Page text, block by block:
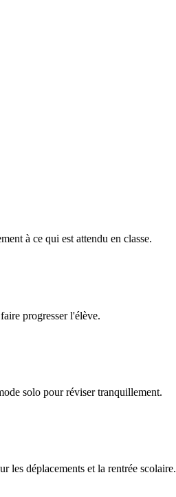
à ce qui est attendu en classe.
progresser l'élève.
solo pour réviser tranquillement.
déplacements et la rentrée scolaire.